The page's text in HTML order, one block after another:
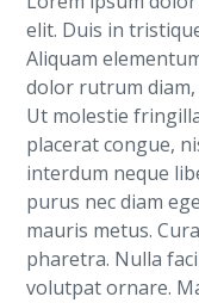
elit. Duis in
Aliquam
dolor rutrum diam,
Ut molestie
placerat congue,
interdum neque
purus nec diam
mauris metus.
pharetra. Nulla
volutpat ornare.